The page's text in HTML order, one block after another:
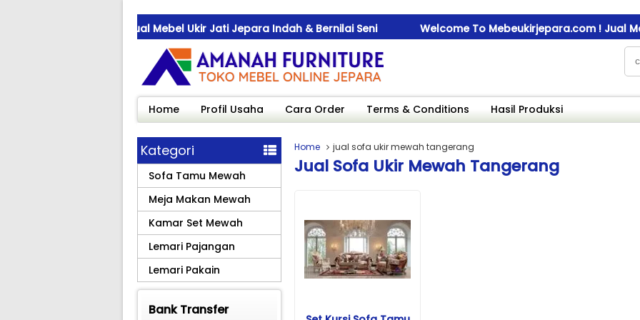
! Jual Mebel Ukir Jati Jepara Indah & Bernilai Seni Welcome To Mebeukirjepara.com ! Jual
! Jual Mebel Ukir Jati Jepara Indah & Bernilai Seni Welcome To Mebeukirjepara.com ! Jual
! Jual Mebel Ukir Jati Jepara Indah & Bernilai Seni
Home
Profil Usaha Cara Order Terms & Conditions Hasil Produksi
Home jual sofa ukir mewah tangerang
Jual Sofa Ukir Mewah Tangerang
Kategori
Sofa Tamu Mewah
Meja Makan Mewah
Kamar Set Mewah
Lemari Pajangan
Lemari Pakain
Bank Transfer